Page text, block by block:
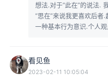
想法.对于“此在”的说法.
“思在”来说我更喜欢后者
一种基本行为意识.个人观
看见鱼
2023-02-11 10:05:04